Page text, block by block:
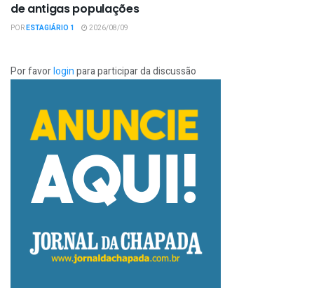
de antigas populações
PORESTAGIÁRIO 1 2026/08/09
Por favorloginpara participar da discussão